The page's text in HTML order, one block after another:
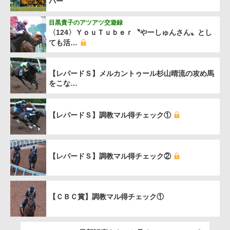
〈124〉ＹｏｕＴｕｂｅｒ〝やーしゅんさん〟とし
ても活…
目黒貴子のアツアツ交遊録
【レパードＳ】メルカントゥール杉山晴流の攻め馬
をこな…
【レパードＳ】調教マル得チェック①
【レパードＳ】調教マル得チェック②
【ＣＢＣ賞】調教マル得チェック①